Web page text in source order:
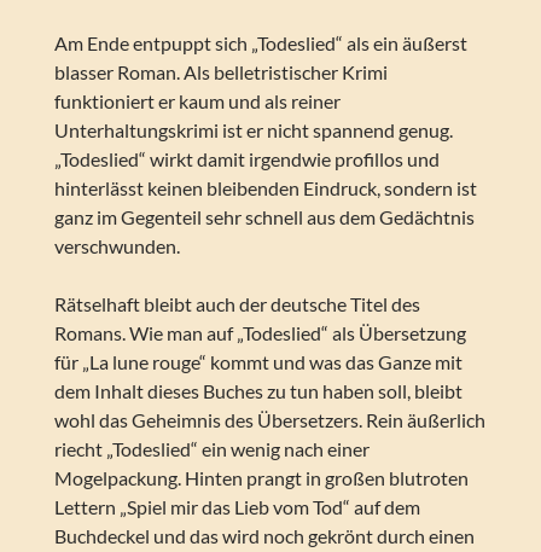
Am Ende entpuppt sich „Todeslied“ als ein äußerst
blasser Roman. Als belletristischer Krimi
funktioniert er kaum und als reiner
Unterhaltungskrimi ist er nicht spannend genug.
„Todeslied“ wirkt damit irgendwie profillos und
hinterlässt keinen bleibenden Eindruck, sondern ist
ganz im Gegenteil sehr schnell aus dem Gedächtnis
verschwunden.
Rätselhaft bleibt auch der deutsche Titel des
Romans. Wie man auf „Todeslied“ als Übersetzung
für „La lune rouge“ kommt und was das Ganze mit
dem Inhalt dieses Buches zu tun haben soll, bleibt
wohl das Geheimnis des Übersetzers. Rein äußerlich
riecht „Todeslied“ ein wenig nach einer
Mogelpackung. Hinten prangt in großen blutroten
Lettern „Spiel mir das Lieb vom Tod“ auf dem
Buchdeckel und das wird noch gekrönt durch einen